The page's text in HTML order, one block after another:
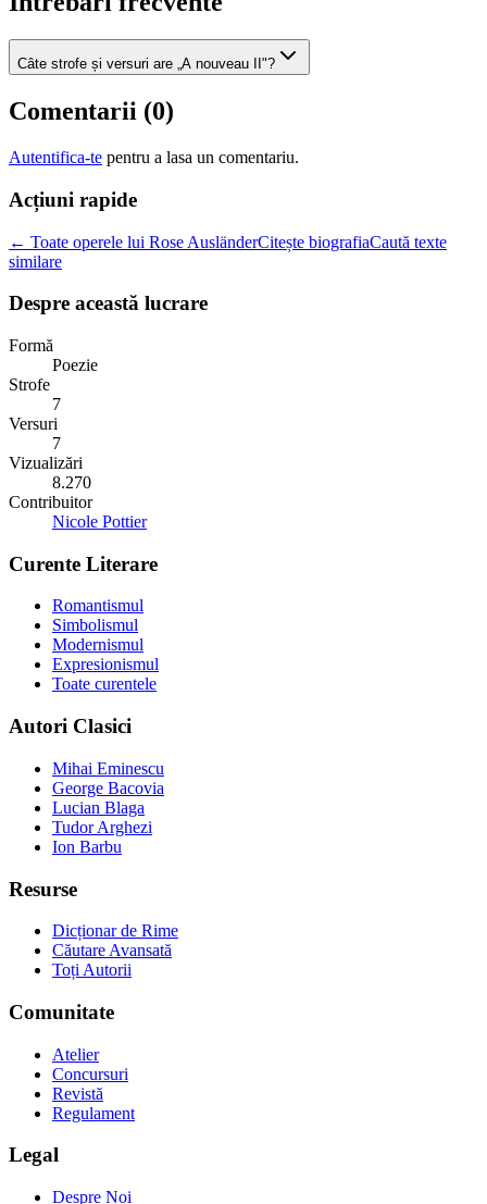
Câte strofe și versuri are „A nouveau II"?
Comentarii (0)
Autentifica-te pentru a lasa un comentariu.
Acțiuni rapide
← Toate operele lui Rose AusländerCitește biografiaCaută texte
similare
Despre această lucrare
Formă
Poezie
Strofe
7
Versuri
7
Vizualizări
8.270
Contribuitor
Nicole Pottier
Curente Literare
Romantismul
Simbolismul
Modernismul
Expresionismul
Toate curentele
Autori Clasici
Mihai Eminescu
George Bacovia
Lucian Blaga
Tudor Arghezi
Ion Barbu
Resurse
Dicționar de Rime
Căutare Avansată
Toți Autorii
Comunitate
Atelier
Concursuri
Revistă
Regulament
Legal
Despre Noi